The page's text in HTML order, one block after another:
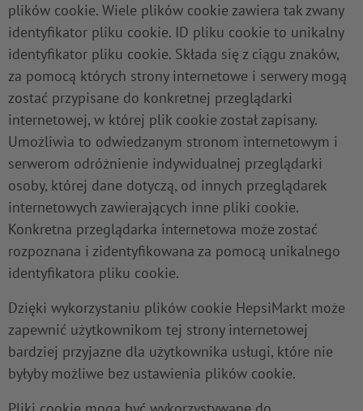
plików cookie. Wiele plików cookie zawiera tak zwany
identyfikator pliku cookie. ID pliku cookie to unikalny
identyfikator pliku cookie. Składa się z ciągu znaków,
za pomocą których strony internetowe i serwery mogą
zostać przypisane do konkretnej przeglądarki
internetowej, w której plik cookie został zapisany.
Umożliwia to odwiedzanym stronom internetowym i
serwerom odróżnienie indywidualnej przeglądarki
osoby, której dane dotyczą, od innych przeglądarek
internetowych zawierających inne pliki cookie.
Konkretna przeglądarka internetowa może zostać
rozpoznana i zidentyfikowana za pomocą unikalnego
identyfikatora pliku cookie.
Dzięki wykorzystaniu plików cookie HepsiMarkt może
zapewnić użytkownikom tej strony internetowej
bardziej przyjazne dla użytkownika usługi, które nie
byłyby możliwe bez ustawienia plików cookie.